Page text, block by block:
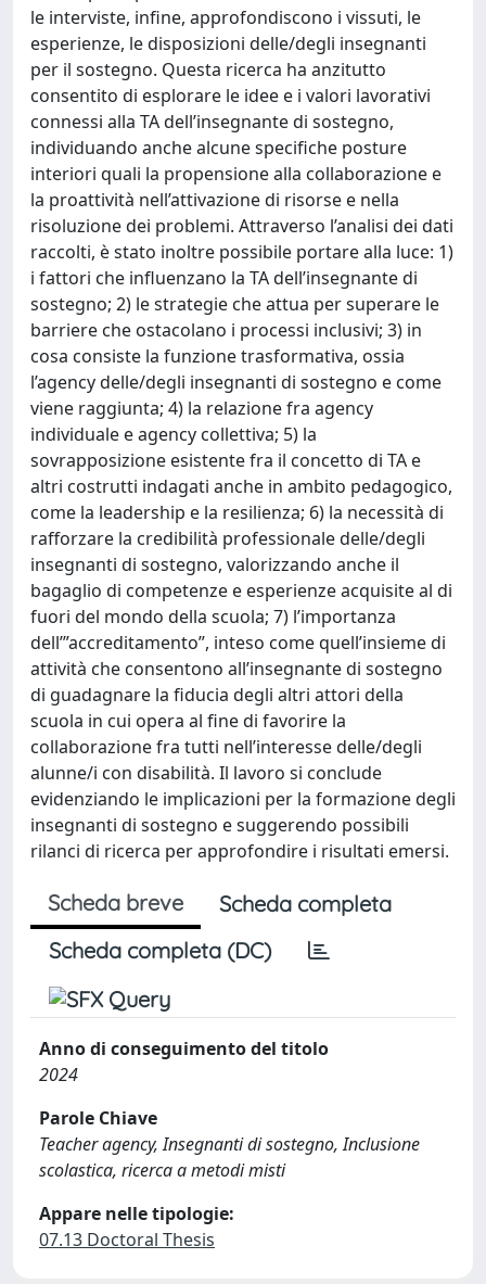
le interviste, infine, approfondiscono i vissuti, le
esperienze, le disposizioni delle/degli insegnanti
per il sostegno. Questa ricerca ha anzitutto
consentito di esplorare le idee e i valori lavorativi
connessi alla TA dell’insegnante di sostegno,
individuando anche alcune specifiche posture
interiori quali la propensione alla collaborazione e
la proattività nell’attivazione di risorse e nella
risoluzione dei problemi. Attraverso l’analisi dei dati
raccolti, è stato inoltre possibile portare alla luce: 1)
i fattori che influenzano la TA dell’insegnante di
sostegno; 2) le strategie che attua per superare le
barriere che ostacolano i processi inclusivi; 3) in
cosa consiste la funzione trasformativa, ossia
l’agency delle/degli insegnanti di sostegno e come
viene raggiunta; 4) la relazione fra agency
individuale e agency collettiva; 5) la
sovrapposizione esistente fra il concetto di TA e
altri costrutti indagati anche in ambito pedagogico,
come la leadership e la resilienza; 6) la necessità di
rafforzare la credibilità professionale delle/degli
insegnanti di sostegno, valorizzando anche il
bagaglio di competenze e esperienze acquisite al di
fuori del mondo della scuola; 7) l’importanza
dell’”accreditamento”, inteso come quell’insieme di
attività che consentono all’insegnante di sostegno
di guadagnare la fiducia degli altri attori della
scuola in cui opera al fine di favorire la
collaborazione fra tutti nell’interesse delle/degli
alunne/i con disabilità. Il lavoro si conclude
evidenziando le implicazioni per la formazione degli
insegnanti di sostegno e suggerendo possibili
rilanci di ricerca per approfondire i risultati emersi.
Scheda breve
Scheda completa
Scheda completa (DC)
Anno di conseguimento del titolo
2024
Parole Chiave
Teacher agency, Insegnanti di sostegno, Inclusione
scolastica, ricerca a metodi misti
Appare nelle tipologie:
07.13 Doctoral Thesis